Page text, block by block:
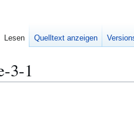
3-1
Lesen Quelltext anzeigen